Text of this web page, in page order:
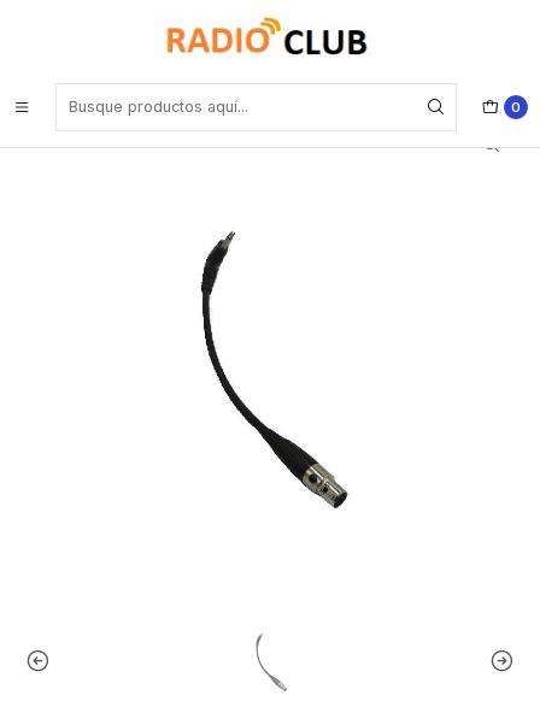
0
Adaptador para Motorola EP450 DEP450 Hytera BD506 con
conector midi hembra de 6 pines cable de 110mm